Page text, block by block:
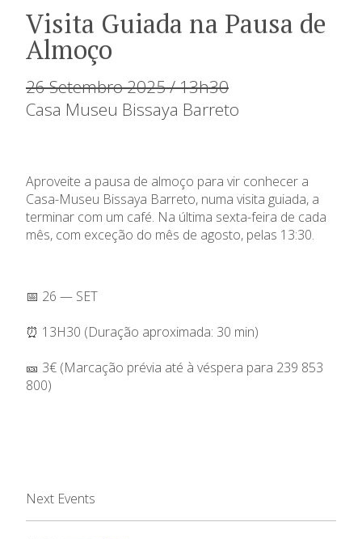
Visita Guiada na Pausa de
Almoço
26 Setembro 2025 / 13h30
Casa Museu Bissaya Barreto
Aproveite a pausa de almoço para vir conhecer a
Casa-Museu Bissaya Barreto, numa visita guiada, a
terminar com um café. Na última sexta-feira de cada
mês, com exceção do mês de agosto, pelas 13:30.
📅 26 — SET
⏰ 13H30 (Duração aproximada: 30 min)
🎫 3€ (Marcação prévia até à véspera para 239 853
800)
Next Events